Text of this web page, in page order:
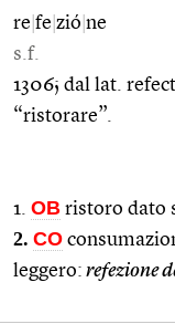
re fe zió ne
s.f.
1306; dal lat.
“ristorare”.
1. OB ristoro dato
2. CO
leggero: refezione